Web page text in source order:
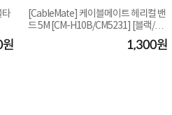
타
[CableMate] 케이블메이트 헤리컬 밴
드 5M [CM-H10B/CM5231] [블랙/10
1,300원